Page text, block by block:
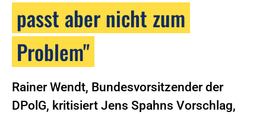
passt aber nicht zum
Problem"
Rainer Wendt, Bundesvorsitzender der
DPolG, kritisiert Jens Spahns Vorschlag,